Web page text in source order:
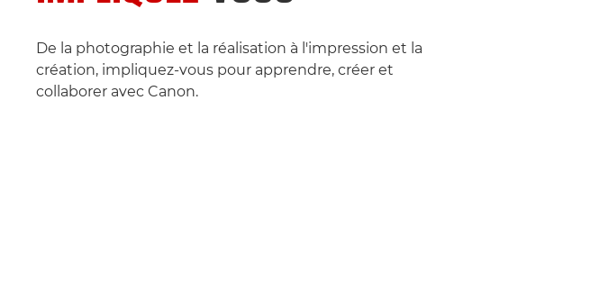
De la photographie et la réalisation à l'impression et la
création, impliquez-vous pour apprendre, créer et
collaborer avec Canon.